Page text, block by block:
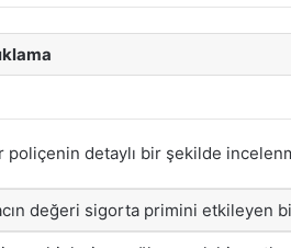
poliçenin detaylı bir şekilde
değeri sigorta primini etkileyen